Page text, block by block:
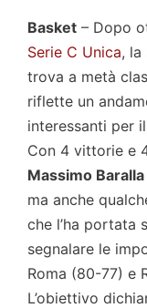
Basket – Dopo
Serie C Unica, la
trova a metà
riflette un
interessanti per
Con 4 vittorie e
Massimo Baralla
ma anche
che l’ha portata
segnalare le
Roma (80-77) e
L’obiettivo